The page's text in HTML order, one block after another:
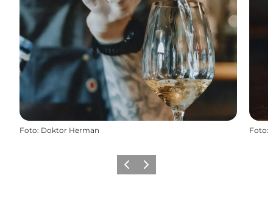
Foto: Doktor Herman Foto:
ZurückWeiter